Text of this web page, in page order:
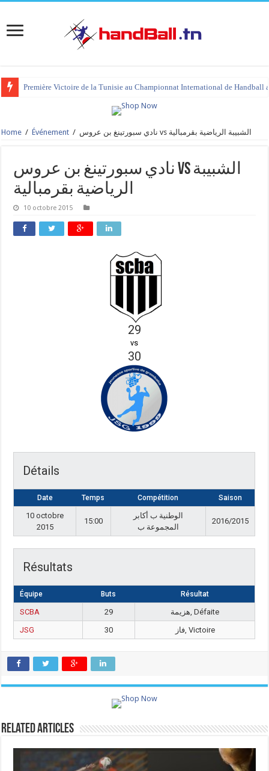
Première Victoire de la Tunisie au Championnat International de Handball
Home / Événement / نادي سبورتينغ بن عروس vs الشبيبة الرياضية بقرمبالية
نادي سبورتينغ بن عروس vs الشبيبة
الرياضية بقرمبالية
10 octobre 2015
29
vs
30
Détails
Date Temps Compétition Saison
10 octobre
2015
15:00
الوطنية ب أكابر
المجموعة ب
2016/2015
Résultats
Équipe Buts Résultat
SCBA 29
هزيمة, Défaite
JSG
30 فاز, Victoire
Related Articles